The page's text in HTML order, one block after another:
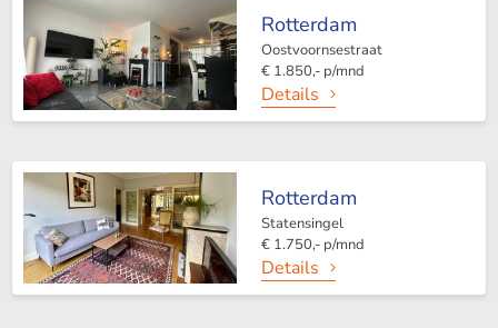
Rotterdam
Oostvoornsestraat
€ 1.850,- p/mnd
Details
Rotterdam
Statensingel
€ 1.750,- p/mnd
Details